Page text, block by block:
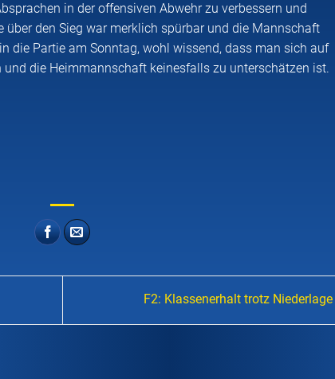
in der offensiven Abwehr zu verbessern und
über den Sieg war merklich spürbar und die Mannschaft
die Partie am Sonntag, wohl wissend, dass man sich auf
die Heimmannschaft keinesfalls zu unterschätzen ist.
F2: Klassenerhalt trotz Niederlage